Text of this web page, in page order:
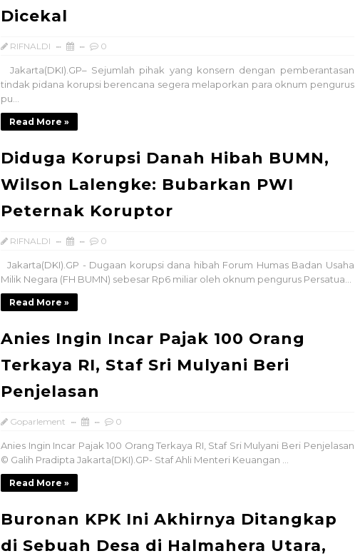
Dicekal
RIFNALDI 0
Jakarta(DKI).GP– Sejumlah pihak yang konsern dengan pemberantasan
tindak pidana korupsi berencana segera melaporkan para oknum pengurus
pu...
Read More »
Diduga Korupsi Danah Hibah BUMN,
Wilson Lalengke: Bubarkan PWI
Peternak Koruptor
RIFNALDI 0
Jakarta(DKI).GP - Dugaan korupsi dana hibah Forum Humas Badan Usaha
Milik Negara (FH BUMN) sebesar Rp6 miliar oleh oknum pengurus Persatua...
Read More »
Anies Ingin Incar Pajak 100 Orang
Terkaya RI, Staf Sri Mulyani Beri
Penjelasan
Goparlement 0
Anies Ingin Incar Pajak 100 Orang Terkaya RI, Staf Sri Mulyani Beri Penjelasan
© Galih Pradipta Jakarta(DKI).GP- Staf Ahli Menteri Keuangan ...
Read More »
Buronan KPK Ini Akhirnya Ditangkap
di Sebuah Desa di Halmahera Utara,